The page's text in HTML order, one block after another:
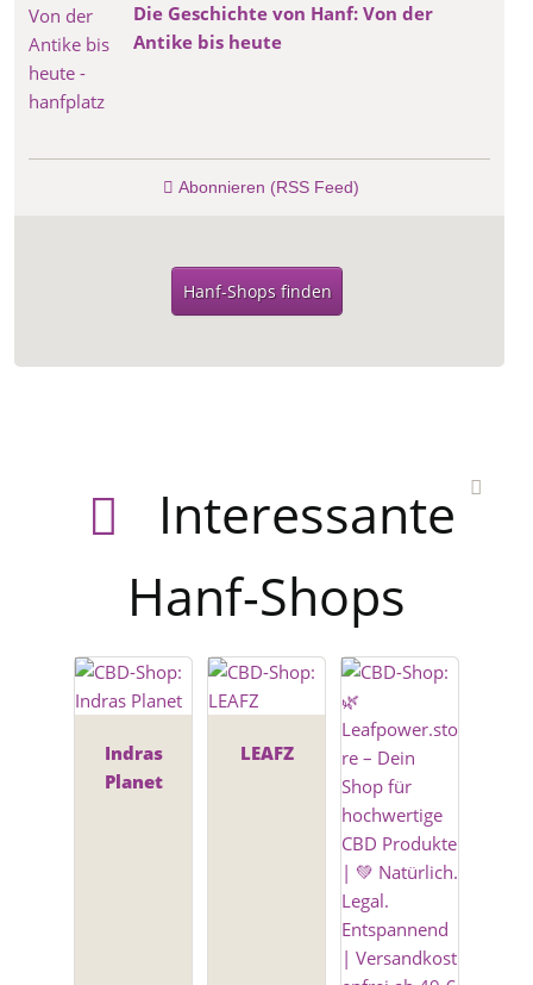
Die Geschichte von Hanf: Von der
Antike bis heute
Abonnieren (RSS Feed)
Hanf-Shops finden
Interessante
Hanf-Shops
Indras
Planet
LEAFZ